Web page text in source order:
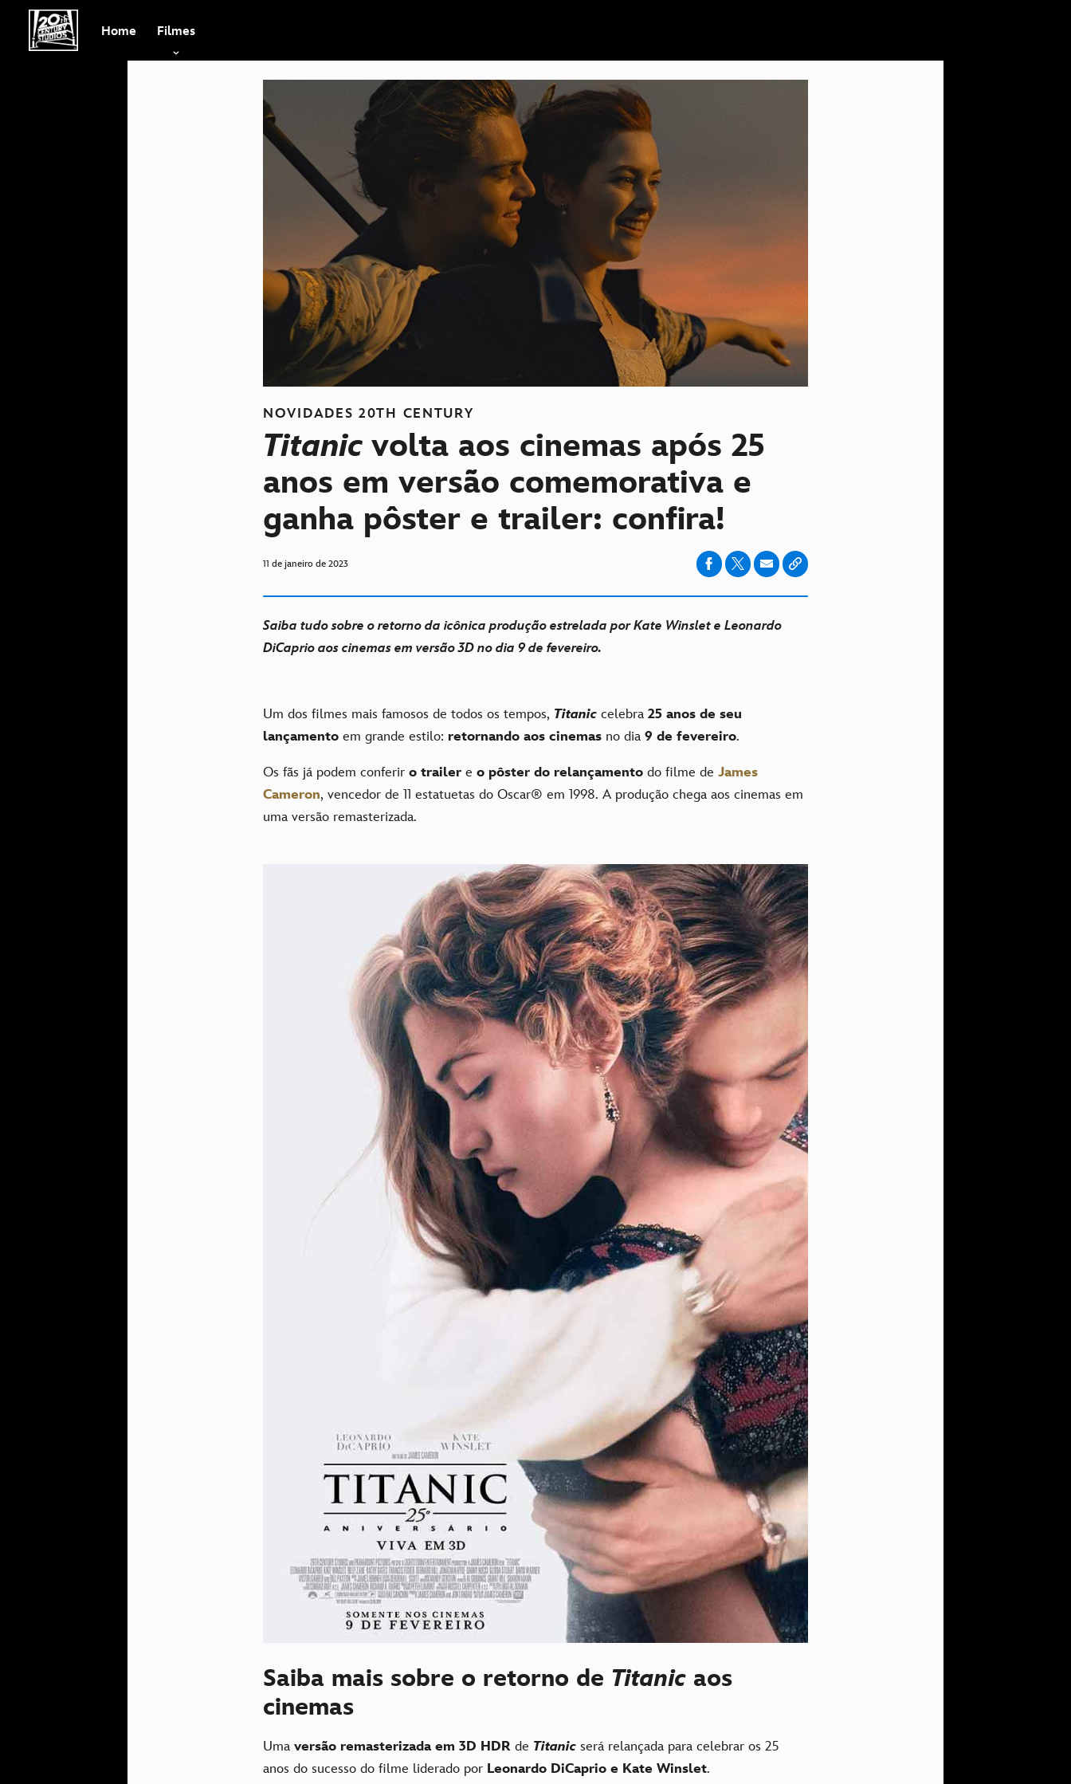
Home Filmes
NOVIDADES 20TH CENTURY
Titanic volta aos cinemas após 25
anos em versão comemorativa e
ganha pôster e trailer: confira!
11 de janeiro de 2023
Saiba tudo sobre o retorno da icônica produção estrelada por Kate Winslet e Leonardo
DiCaprio aos cinemas em versão 3D no dia 9 de fevereiro.
Um dos filmes mais famosos de todos os tempos, Titanic celebra 25 anos de seu
lançamento em grande estilo: retornando aos cinemas no dia 9 de fevereiro.
Os fãs já podem conferir o trailer e o pôster do relançamento do filme de James
Cameron, vencedor de 11 estatuetas do Oscar® em 1998. A produção chega aos cinemas em
uma versão remasterizada.
Saiba mais sobre o retorno de Titanic aos
cinemas
Uma versão remasterizada em 3D HDR de Titanic será relançada para celebrar os 25
anos do sucesso do filme liderado por Leonardo DiCaprio e Kate Winslet.